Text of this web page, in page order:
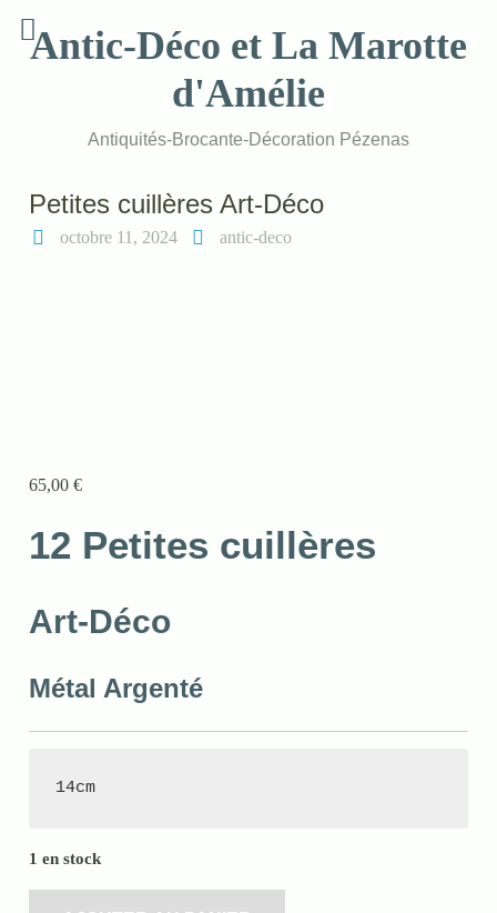
contentAntic-Déco et La Marotte
d'Amélie
Antiquités-Brocante-Décoration Pézenas
Petites cuillères Art-Déco
octobre 11, 2024 antic-deco
65,00€
12 Petites cuillères
Art-Déco
Métal Argenté
14cm
1 en stock